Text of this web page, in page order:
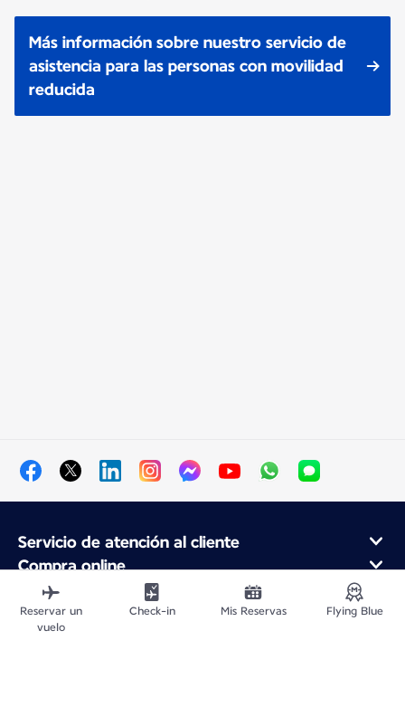
Más información sobre nuestro servicio de
asistencia para las personas con movilidad
reducida
Servicio de atención al cliente
Compra online
Programa de fidelidad y socios
Acerca de Air France
Aplicación móvil Air France
Reservar un
vuelo
Check-in Mis Reservas Flying Blue